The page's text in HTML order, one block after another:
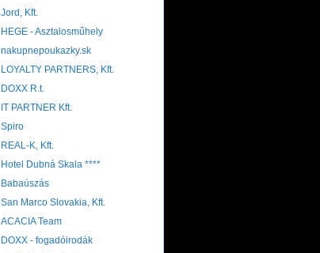
Jord, Kft.
HEGE - Asztalosműhely
nakupnepoukazky.sk
LOYALTY PARTNERS, Kft.
DOXX R.t.
IT PARTNER Kft.
Spiro
REAL-K, Kft.
Hotel Dubná Skala ****
Babaúszás
San Marco Slovakia, Kft.
ACACIA Team
DOXX - fogadóirodák